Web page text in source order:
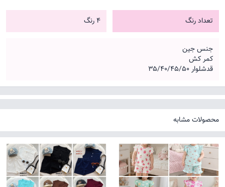
تعداد رنگ 4 رنگ
جنس جین
کمر کش
قدشلوار ۳۵/۴۰/۴۵/۵۰
محصولات مشابه